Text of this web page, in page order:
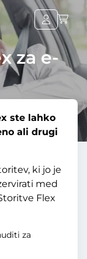
za e-
ste lahko
ali drugi
ki jo je
med
Flex
za